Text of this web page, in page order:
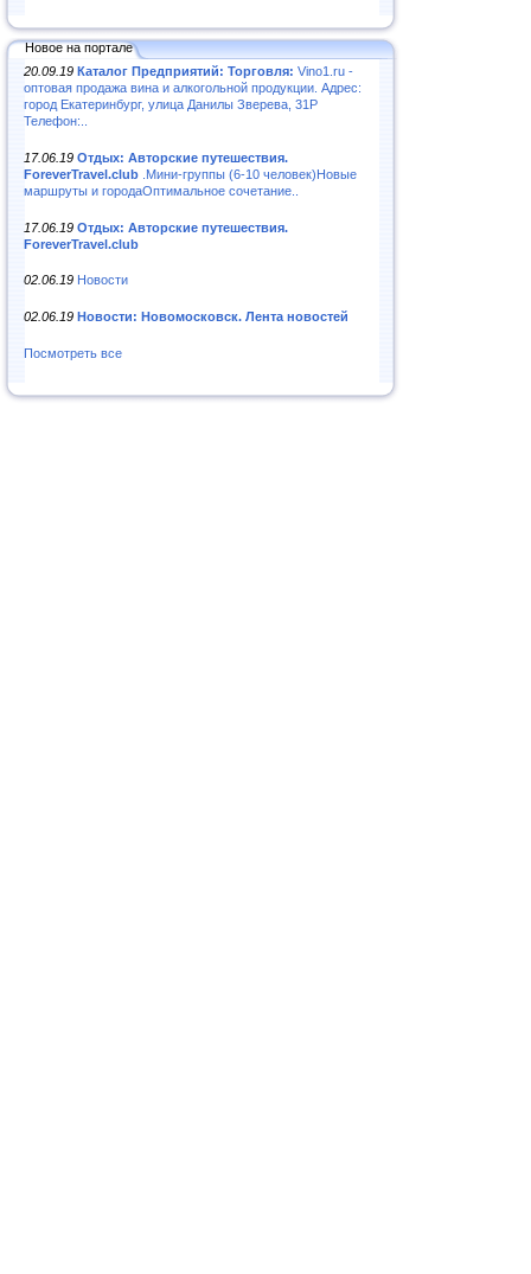
Новое на портале
20.09.19 Каталог Предприятий: Торговля: Vino1.ru -
оптовая продажа вина и алкогольной продукции. Адрес:
город Екатеринбург, улица Данилы Зверева, 31Р
Телефон:..
17.06.19 Отдых: Авторские путешествия.
ForeverTravel.club .Мини-группы (6-10 человек)Новые
маршруты и городаОптимальное сочетание..
17.06.19 Отдых: Авторские путешествия.
ForeverTravel.club
02.06.19 Новости
02.06.19 Новости: Новомосковск. Лента новостей
Посмотреть все